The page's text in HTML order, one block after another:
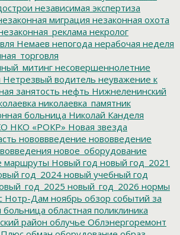
независимая экспертиза
миграция незаконная охота
некролог
Немаев непогода нерабочая неделя
несовершеннолетние
Нетрезвый водитель неуважение к
занятость нефть Нижнеленинский
николаевка_памятник
больница Николай Канделя
НКО «РОКР» Новая звезда
нововвведение нововведение
новое_оборудование
маршруты Новый год новый год_2021
год_2024 новый учебный год
новый_год_2026 нормы
Нотр-Дам ноябрь обзор событий за
больница областная поликлиника
район облучье Облэнергоремонт